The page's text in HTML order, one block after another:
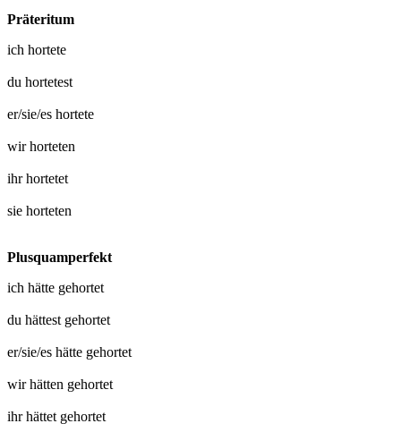
Präteritum
ich hortete
du hortetest
er/sie/es hortete
wirhorteten
ihrhortetet
sie horteten
Plusquamperfekt
ich hätte gehortet
du hättest gehortet
er/sie/es hätte gehortet
wir hätten gehortet
ihr hättet gehortet